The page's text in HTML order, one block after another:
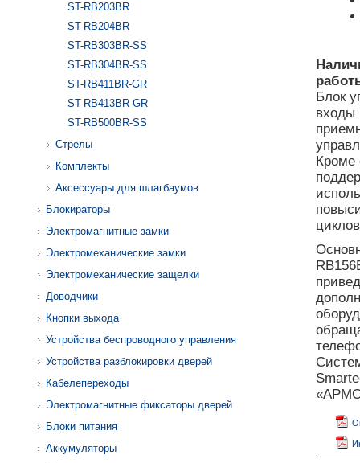
ST-RB203BR
ST-RB204BR
ST-RB303BR-SS
ST-RB304BR-SS
ST-RB411BR-GR
ST-RB413BR-GR
ST-RB500BR-SS
Стрелы
Комплекты
Аксессуары для шлагбаумов
Блокираторы
Электромагнитные замки
Электромеханические замки
Электромеханические защелки
Доводчики
Кнопки выхода
Устройства беспроводного управления
Устройства разблокировки дверей
Кабелепереходы
Электромагнитные фиксаторы дверей
Блоки питания
Аккумуляторы
Блок
входы
Кроме